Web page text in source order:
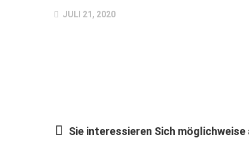
JULI 21, 2020
Sie interessieren Sich möglichweise